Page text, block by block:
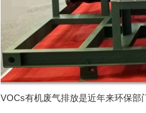
VOCs有机废气排放是近年来环保部